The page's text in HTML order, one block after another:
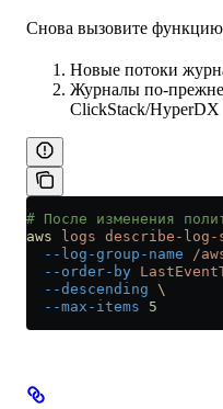
Снова вызовите функцию
Новые потоки
Журналы по-
ClickStack/HyperDX
# После изменения
aws logs describe-log-
  --log-group-name
/
  --order-by
  --descending
\
  --max-items
5